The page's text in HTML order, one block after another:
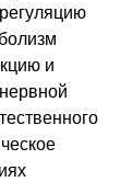
и